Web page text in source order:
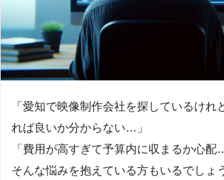
「愛知で映像制作会社を探しているけれ
れば良いか分からない…」
「費用が高すぎて予算内に収まるか心配
そんな悩みを抱えている方もいるでしょ